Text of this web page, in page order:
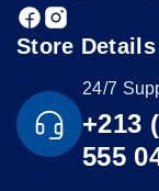
Store Details
24/7
+213
555